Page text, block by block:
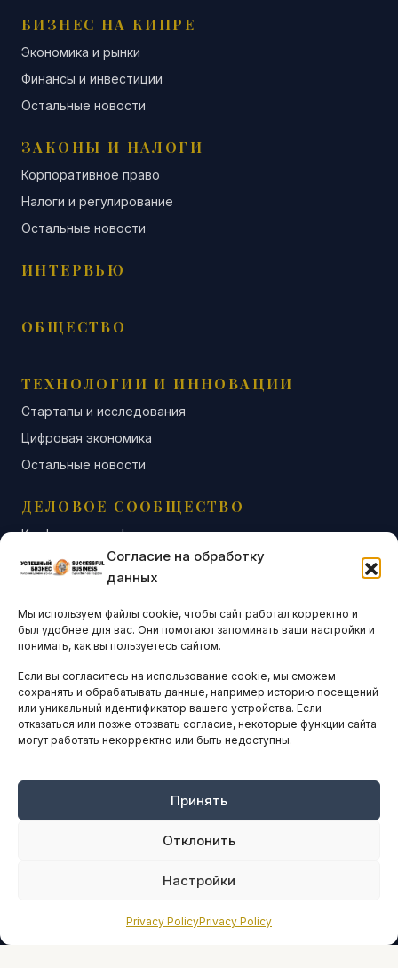
Согласие на обработку
данных
Мы используем файлы cookie, чтобы сайт работал корректно и
был удобнее для вас. Они помогают запоминать ваши настройки и
понимать, как вы пользуетесь сайтом.
Если вы согласитесь на использование cookie, мы сможем
сохранять и обрабатывать данные, например историю посещений
или уникальный идентификатор вашего устройства. Если
отказаться или позже отозвать согласие, некоторые функции сайта
могут работать некорректно или быть недоступны.
Принять
Отклонить
Настройки
Privacy PolicyPrivacy Policy
БИЗНЕС НА КИПРЕ
Экономика и рынки
Финансы и инвестиции
Остальные новости
ЗАКОНЫ И НАЛОГИ
Корпоративное право
Налоги и регулирование
Остальные новости
ИНТЕРВЬЮ
ОБЩЕСТВО
ТЕХНОЛОГИИ И ИННОВАЦИИ
Стартапы и исследования
Цифровая экономика
Остальные новости
ДЕЛОВОЕ СООБЩЕСТВО
Конференции и форумы
Бизнес-клубы и ассоциации
Остальные новости
АНАЛИТИКА И СТАТИСТИКА
ARTICLES IN ENGLISH
НАВИГАЦИЯ
Оплата онлайн